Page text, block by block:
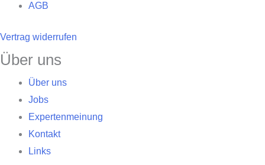
AGB
Vertrag widerrufen
Über uns
Über uns
Jobs
Expertenmeinung
Kontakt
Links